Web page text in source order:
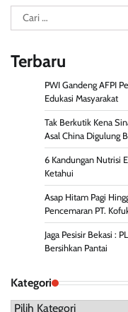
Cari
untuk:
Terbaru
PWI Gandeng AFPI
Edukasi Masyarakat
Tak Berkutik Kena
Asal China Digulung
6 Kandungan Nutrisi
Ketahui
Asap Hitam Pagi
Pencemaran PT.
Jaga Pesisir Bekasi :
Bersihkan Pantai
Kategori
Kategori